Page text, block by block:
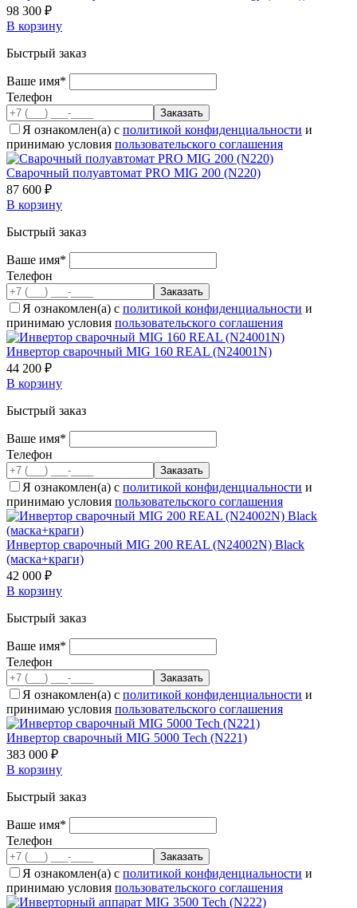
98 300 ₽
В корзину
Быстрый заказ
Ваше имя*
Телефон
Я ознакомлен(а) с политикой конфиденциальности и
принимаю условия пользовательского соглашения
Cварочный полуавтомат PRO MIG 200 (N220)
87 600 ₽
В корзину
Быстрый заказ
Ваше имя*
Телефон
Я ознакомлен(а) с политикой конфиденциальности и
принимаю условия пользовательского соглашения
Инвертор сварочный MIG 160 REAL (N24001N)
44 200 ₽
В корзину
Быстрый заказ
Ваше имя*
Телефон
Я ознакомлен(а) с политикой конфиденциальности и
принимаю условия пользовательского соглашения
Инвертор сварочный MIG 200 REAL (N24002N) Black
(маска+краги)
42 000 ₽
В корзину
Быстрый заказ
Ваше имя*
Телефон
Я ознакомлен(а) с политикой конфиденциальности и
принимаю условия пользовательского соглашения
Инвертор сварочный MIG 5000 Tech (N221)
383 000 ₽
В корзину
Быстрый заказ
Ваше имя*
Телефон
Я ознакомлен(а) с политикой конфиденциальности и
принимаю условия пользовательского соглашения